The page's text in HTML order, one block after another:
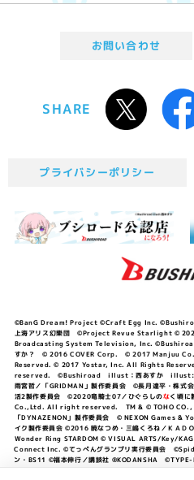
お問い合わせ
SHARE
プライバシーポリシー
©BanG Dream! Project ©Craft Egg Inc.
上海アリス幻樂団 ©Project Revue Starlight ©
Broadcasting System Television, Inc. ©Bushiroad
すか？ © 2016 COVER Corp. © 2017 Manjuu
Reserved. © 2017 Yostar, Inc. All Rights
reserved. ©Bushiroad illust：西あすか illust: や
雨宮哲／「GRIDMAN」製作委員会 ©長月達平・株式
活2製作委員会 ©2020竜騎士07／ひぐらしのなく頃
Co.,Ltd. All right reserved. TM & © TOHO CO.,
「DYNAZENON」製作委員会 © NEXON Games &
イク製作委員会 ©2016 暁なつめ・三嶋くろね／ＫＡＤ
Wonder Ring STARDOM © VISUAL ARTS/Key/
Connect Inc. ©てっぺんグランプリ実行委員会
ン・BS11 ©福本伸行／講談社 ®KODANSHA